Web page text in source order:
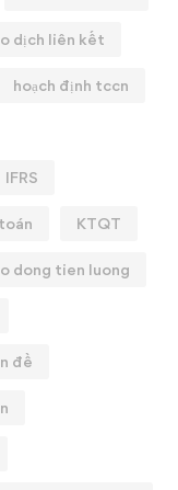
dịch liên kết
hoạch định tccn
IFRS
KTQT
dong tien luong
đề